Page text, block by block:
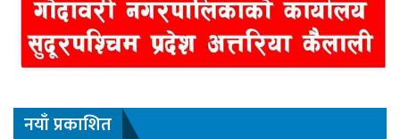
नयाँ प्रकाशित